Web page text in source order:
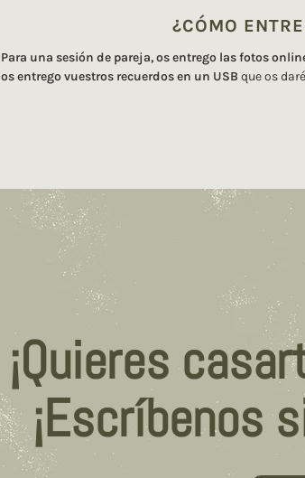
¿CÓMO
Para una sesión de pareja, os entrego las fotos
os entrego vuestros recuerdos en un USB que os
¡Quieres
¡Escríbenos